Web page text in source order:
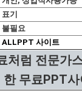
표기
불필요
ALLPPT 사이트
처럼 전문가
한 무료PPT